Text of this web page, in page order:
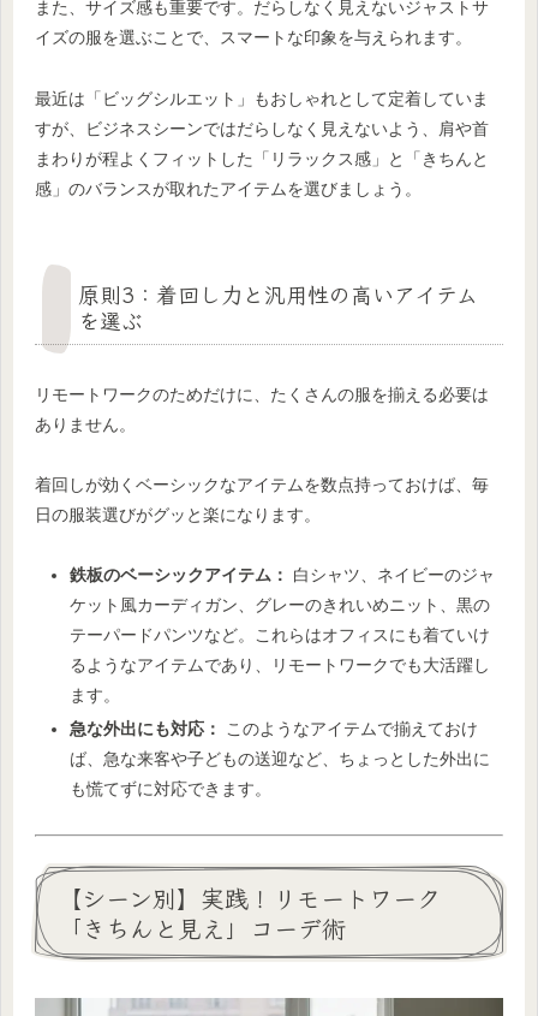
また、サイズ感も重要です。だらしなく見えないジャストサ
イズの服を選ぶことで、スマートな印象を与えられます。
最近は「ビッグシルエット」もおしゃれとして定着していま
すが、ビジネスシーンではだらしなく見えないよう、肩や首
まわりが程よくフィットした「リラックス感」と「きちんと
感」のバランスが取れたアイテムを選びましょう。
原則3：着回し力と汎用性の高いアイテム
を選ぶ
リモートワークのためだけに、たくさんの服を揃える必要は
ありません。
着回しが効くベーシックなアイテムを数点持っておけば、毎
日の服装選びがグッと楽になります。
鉄板のベーシックアイテム：
白シャツ、ネイビーのジャ
ケット風カーディガン、グレーのきれいめニット、黒の
テーパードパンツなど。これらはオフィスにも着ていけ
るようなアイテムであり、リモートワークでも大活躍し
ます。
急な外出にも対応：
このようなアイテムで揃えておけ
ば、急な来客や子どもの送迎など、ちょっとした外出に
も慌てずに対応できます。
【シーン別】実践！リモートワーク
「きちんと見え」コーデ術